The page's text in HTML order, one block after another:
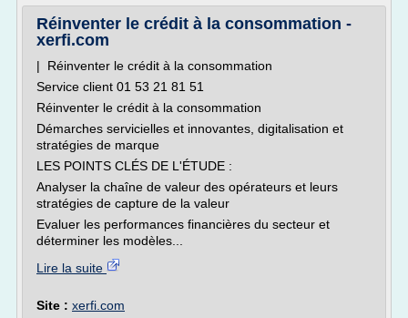
Réinventer le crédit à la consommation -
xerfi.com
| Réinventer le crédit à la consommation
Service client 01 53 21 81 51
Réinventer le crédit à la consommation
Démarches servicielles et innovantes, digitalisation et
stratégies de marque
LES POINTS CLÉS DE L'ÉTUDE :
Analyser la chaîne de valeur des opérateurs et leurs
stratégies de capture de la valeur
Evaluer les performances financières du secteur et
déterminer les modèles...
Lire la suite
Site : xerfi.com